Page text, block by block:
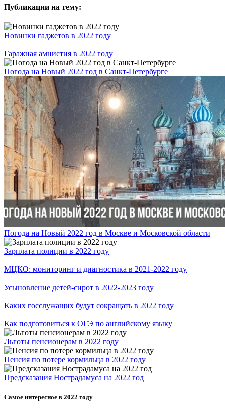
Публикации на тему:
Новинки гаджетов в 2022 году
Гаражная амнистия в 2022 году
Погода на Новый 2022 год в Санкт-Петербурге
Погода на Новый 2022 год в Москве и Московской области
Зарплата полиции в 2022 году
МЦКО: мониторинг и диагностика в 2021-2022 году
Усыновление детей-сирот в 2022-2023 году
Каких госслужащих будут сокращать в 2022 году
Как подготовиться к ОГЭ по английскому языку
Льготы пенсионерам в 2022 году
Пенсия по потере кормильца в 2022 году
Предсказания Нострадамуса на 2022 год
Самое интересное в 2022 году